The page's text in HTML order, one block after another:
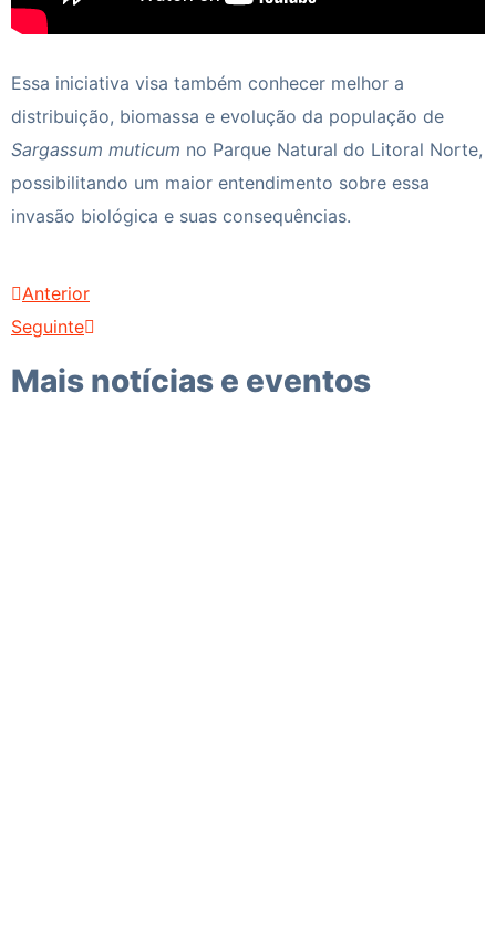
Essa iniciativa visa também conhecer melhor a
distribuição, biomassa e evolução da população de
Sargassum muticum no Parque Natural do Litoral Norte,
possibilitando um maior entendimento sobre essa
invasão biológica e suas consequências.
Anterior
Seguinte
Mais notícias e eventos